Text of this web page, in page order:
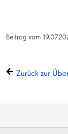
Beitrag vom
Zurück zur